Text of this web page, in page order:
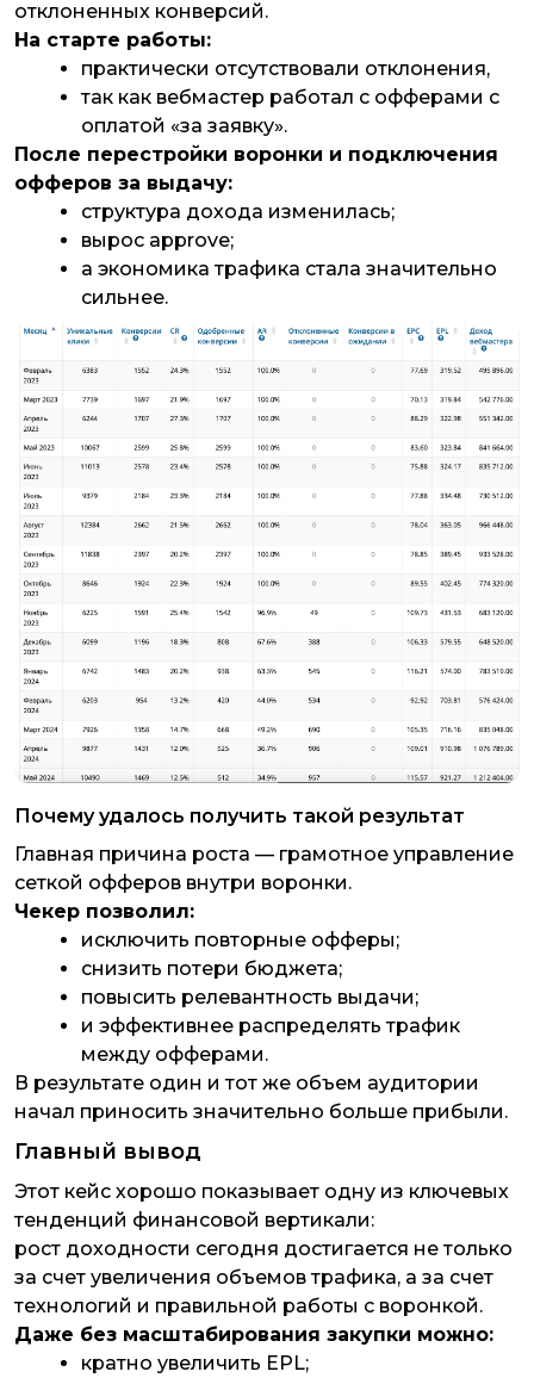
отклоненных конверсий.
На старте работы:
практически отсутствовали отклонения,
так как вебмастер работал с офферами с
оплатой «за заявку».
После перестройки воронки и подключения
офферов за выдачу:
структура дохода изменилась;
вырос approve;
а экономика трафика стала значительно
сильнее.
Почему удалось получить такой результат
Главная причина роста — грамотное управление
сеткой офферов внутри воронки.
Чекер позволил:
исключить повторные офферы;
снизить потери бюджета;
повысить релевантность выдачи;
и эффективнее распределять трафик
между офферами.
В результате один и тот же объем аудитории
начал приносить значительно больше прибыли.
Главный вывод
Этот кейс хорошо показывает одну из ключевых
тенденций финансовой вертикали:
рост доходности сегодня достигается не только
за счет увеличения объемов трафика, а за счет
технологий и правильной работы с воронкой.
Даже без масштабирования закупки можно:
кратно увеличить EPL;